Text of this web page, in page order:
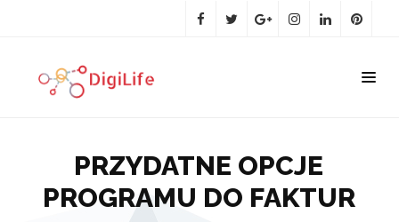
PRZYDATNE OPCJE
PROGRAMU DO FAKTUR